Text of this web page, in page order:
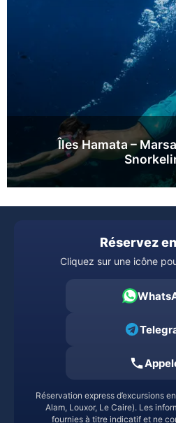
Îles Hamata –
Réservez en
Cliquez sur une icône
Réservation express d’excursions
Alam, Louxor, Le Caire). Les
fournies à titre indicatif et ne